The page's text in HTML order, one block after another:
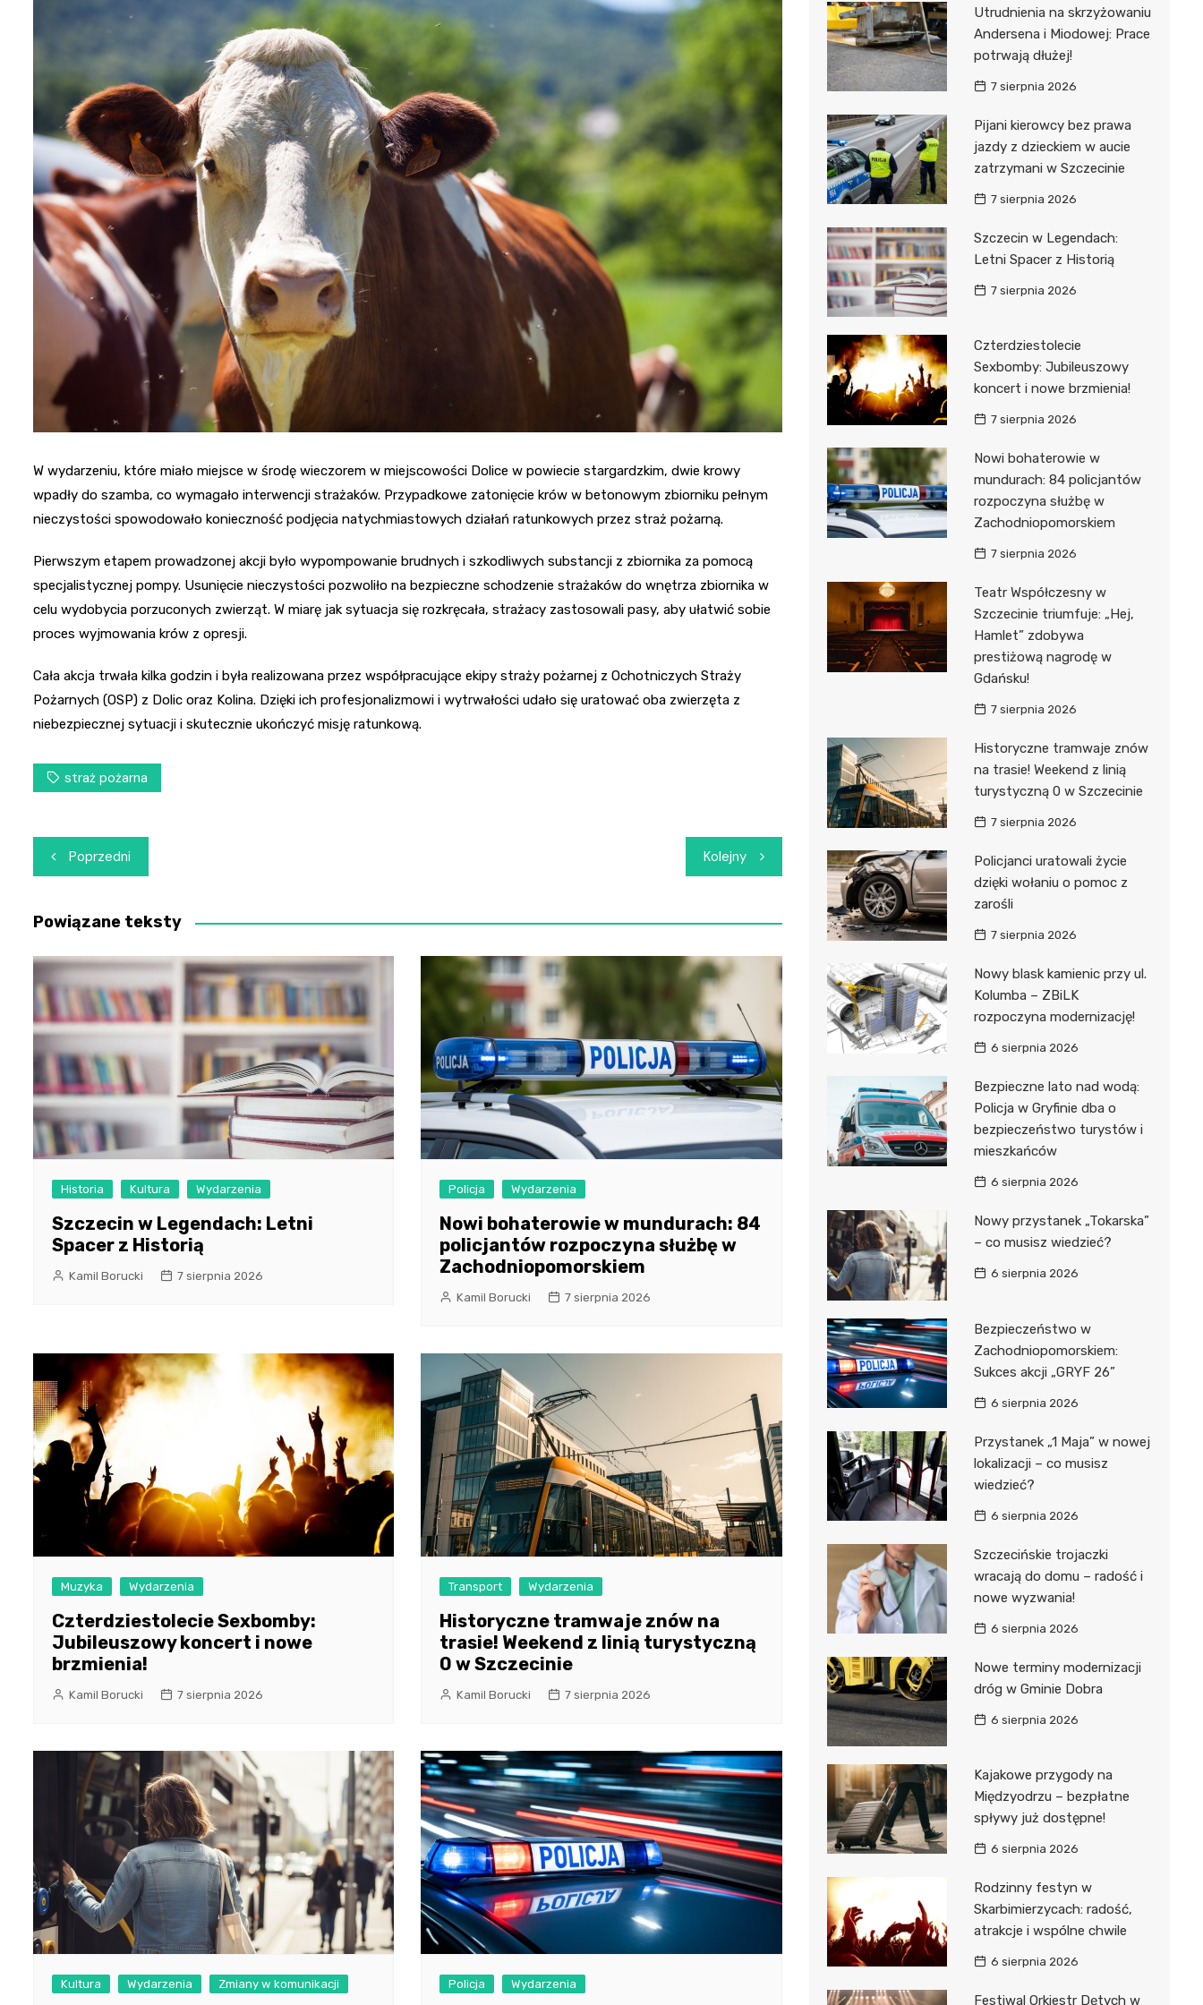
Sokołowskiego
Pomorskiej Akademii
Medycznej
Szpital Kliniczny nr 2
Specjalistyczny Szpital im.
A. Sokołowskiego
Samodzielny Publiczny
Wojewódzki Szpital
Zespolony im. M.
Skłodowskiej-Curi
W wydarzeniu, które miało miejsce w środę wieczorem w miejscowości Dolice w powiecie stargardzkim, dwie krowy
wpadły do szamba, co wymagało interwencji strażaków. Przypadkowe zatonięcie krów w betonowym zbiorniku pełnym
nieczystości spowodowało konieczność podjęcia natychmiastowych działań ratunkowych przez straż pożarną.
Pierwszym etapem prowadzonej akcji było wypompowanie brudnych i szkodliwych substancji z zbiornika za pomocą
specjalistycznej pompy. Usunięcie nieczystości pozwoliło na bezpieczne schodzenie strażaków do wnętrza zbiornika w
celu wydobycia porzuconych zwierząt. W miarę jak sytuacja się rozkręcała, strażacy zastosowali pasy, aby ułatwić sobie
proces wyjmowania krów z opresji.
Cała akcja trwała kilka godzin i była realizowana przez współpracujące ekipy straży pożarnej z Ochotniczych Straży
Pożarnych (OSP) z Dolic oraz Kolina. Dzięki ich profesjonalizmowi i wytrwałości udało się uratować oba zwierzęta z
niebezpiecznej sytuacji i skutecznie ukończyć misję ratunkową.
straż pożarna
Nawigacja
wpisu
Poprzedni Kolejny
Powiązane teksty
Historia Kultura Wydarzenia
Szczecin w Legendach: Letni
Spacer z Historią
Kamil Borucki 7 sierpnia 2026
Policja Wydarzenia
Nowi bohaterowie w mundurach: 84
policjantów rozpoczyna służbę w
Zachodniopomorskiem
Kamil Borucki 7 sierpnia 2026
Muzyka Wydarzenia
Czterdziestolecie Sexbomby:
Jubileuszowy koncert i nowe
brzmienia!
Kamil Borucki 7 sierpnia 2026
Transport Wydarzenia
Historyczne tramwaje znów na
trasie! Weekend z linią turystyczną
0 w Szczecinie
Kamil Borucki 7 sierpnia 2026
Kultura Wydarzenia Zmiany w komunikacji Policja Wydarzenia
Utrudnienia na skrzyżowaniu
Andersena i Miodowej: Prace
potrwają dłużej!
7 sierpnia 2026
Pijani kierowcy bez prawa
jazdy z dzieckiem w aucie
zatrzymani w Szczecinie
7 sierpnia 2026
Szczecin w Legendach:
Letni Spacer z Historią
7 sierpnia 2026
Czterdziestolecie
Sexbomby: Jubileuszowy
koncert i nowe brzmienia!
7 sierpnia 2026
Nowi bohaterowie w
mundurach: 84 policjantów
rozpoczyna służbę w
Zachodniopomorskiem
7 sierpnia 2026
Teatr Współczesny w
Szczecinie triumfuje: „Hej,
Hamlet” zdobywa
prestiżową nagrodę w
Gdańsku!
7 sierpnia 2026
Historyczne tramwaje znów
na trasie! Weekend z linią
turystyczną 0 w Szczecinie
7 sierpnia 2026
Policjanci uratowali życie
dzięki wołaniu o pomoc z
zarośli
7 sierpnia 2026
Nowy blask kamienic przy ul.
Kolumba – ZBiLK
rozpoczyna modernizację!
6 sierpnia 2026
Bezpieczne lato nad wodą:
Policja w Gryfinie dba o
bezpieczeństwo turystów i
mieszkańców
6 sierpnia 2026
Nowy przystanek „Tokarska”
– co musisz wiedzieć?
6 sierpnia 2026
Bezpieczeństwo w
Zachodniopomorskiem:
Sukces akcji „GRYF 26”
6 sierpnia 2026
Przystanek „1 Maja” w nowej
lokalizacji – co musisz
wiedzieć?
6 sierpnia 2026
Szczecińskie trojaczki
wracają do domu – radość i
nowe wyzwania!
6 sierpnia 2026
Nowe terminy modernizacji
dróg w Gminie Dobra
6 sierpnia 2026
Kajakowe przygody na
Międzyodrzu – bezpłatne
spływy już dostępne!
6 sierpnia 2026
Rodzinny festyn w
Skarbimierzycach: radość,
atrakcje i wspólne chwile
6 sierpnia 2026
Festiwal Orkiestr Dętych w